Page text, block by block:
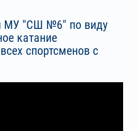
МУ "СШ №6" по виду
катание
спортсменов с